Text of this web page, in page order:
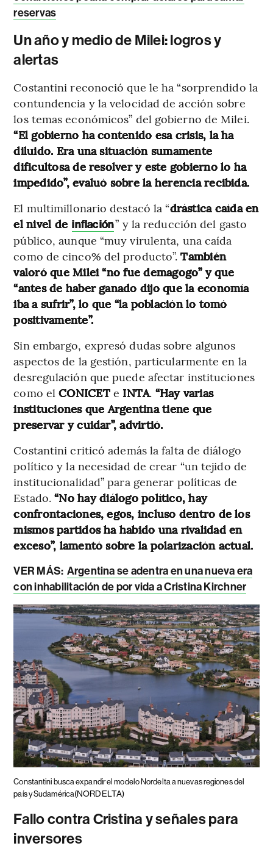
reservas
Un año y medio de Milei: logros y
alertas
Costantini reconoció que le ha “sorprendido la
contundencia y la velocidad de acción sobre
los temas económicos” del gobierno de Milei.
“El gobierno ha contenido esa crisis, la ha
diluido. Era una situación sumamente
dificultosa de resolver y este gobierno lo ha
impedido”, evaluó sobre la herencia recibida.
El multimillonario destacó la “drástica caída en
el nivel de inflación” y la reducción del gasto
público, aunque “muy virulenta, una caída
como de cinco% del producto”.También
valoró que Milei “no fue demagogo” y que
“antes de haber ganado dijo que la economía
iba a sufrir”, lo que “la población lo tomó
positivamente”.
Sin embargo, expresó dudas sobre algunos
aspectos de la gestión, particularmente en la
desregulación que puede afectar instituciones
como elCONICETe INTA. “Hay varias
instituciones que Argentina tiene que
preservar y cuidar”, advirtió.
Costantini criticó además la falta de diálogo
político y la necesidad de crear “un tejido de
institucionalidad” para generar políticas de
Estado.“No hay diálogo político, hay
confrontaciones, egos, incluso dentro de los
mismos partidos ha habido una rivalidad en
exceso”, lamentó sobre la polarización actual.
VER MÁS: Argentina se adentra en una nueva era
con inhabilitación de por vida a Cristina Kirchner
Constantini busca expandir el modelo Nordelta a nuevas regiones del
país y Sudamérica(NORDELTA)
Fallo contra Cristina y señales para
inversores